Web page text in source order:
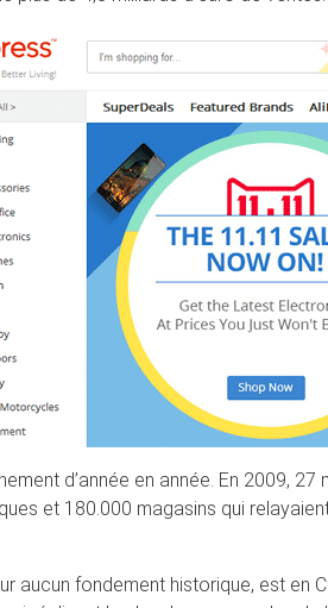
d’année en année. En 2009,
et 180.000 magasins qui
aucun fondement historique, est en